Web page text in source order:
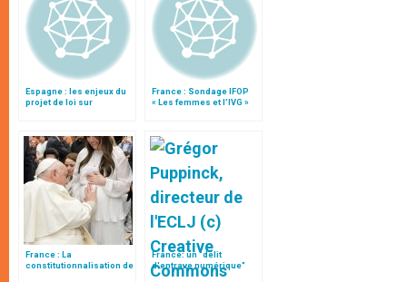
Espagne : les enjeux du
projet de loi sur
France : Sondage IFOP
« Les femmes et l’IVG »
France : La
constitutionnalisation de
France: un "délit
d'entrave numérique"
liberticide